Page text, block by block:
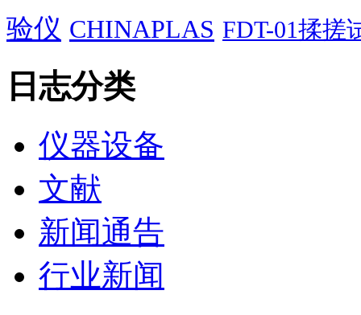
验仪 CHINAPLAS FDT-01揉搓
日志分类
仪器设备
文献
新闻通告
行业新闻